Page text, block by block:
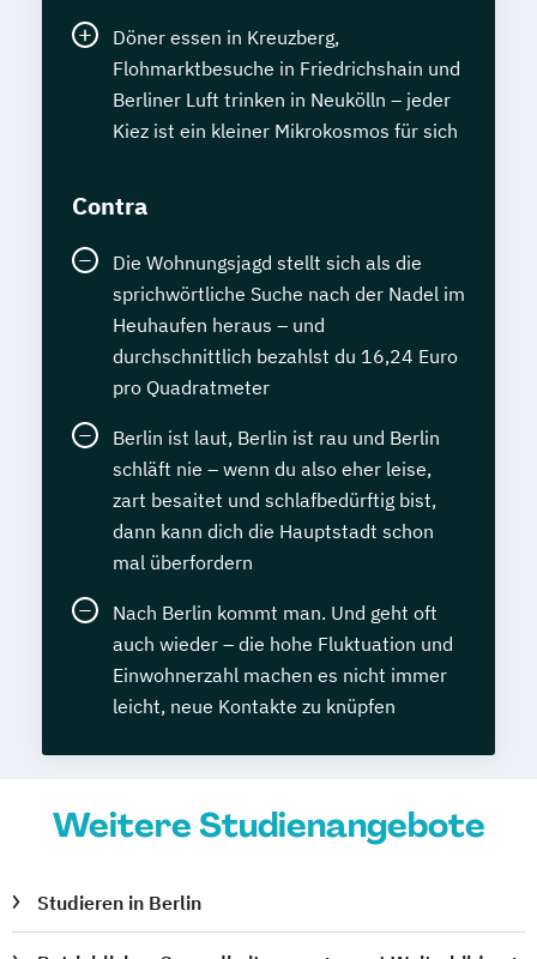
Döner essen in Kreuzberg,
Flohmarktbesuche in Friedrichshain und
Berliner Luft trinken in Neukölln – jeder
Kiez ist ein kleiner Mikrokosmos für sich
Contra
Die Wohnungsjagd stellt sich als die
sprichwörtliche Suche nach der Nadel im
Heuhaufen heraus – und
durchschnittlich bezahlst du 16,24 Euro
pro Quadratmeter
Berlin ist laut, Berlin ist rau und Berlin
schläft nie – wenn du also eher leise,
zart besaitet und schlafbedürftig bist,
dann kann dich die Hauptstadt schon
mal überfordern
Nach Berlin kommt man. Und geht oft
auch wieder – die hohe Fluktuation und
Einwohnerzahl machen es nicht immer
leicht, neue Kontakte zu knüpfen
Weitere Studienangebote
Studieren in Berlin